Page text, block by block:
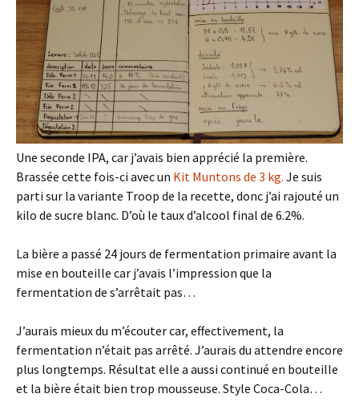
Une seconde IPA, car j’avais bien apprécié la première.
Brassée cette fois-ci avec un Kit Muntons de 3 kg. Je suis
parti sur la variante Troop de la recette, donc j’ai rajouté un
kilo de sucre blanc. D’où le taux d’alcool final de 6.2%.
La bière a passé 24 jours de fermentation primaire avant la
mise en bouteille car j’avais l’impression que la
fermentation de s’arrêtait pas…
J’aurais mieux du m’écouter car, effectivement, la
fermentation n’était pas arrêté. J’aurais du attendre encore
plus longtemps. Résultat elle a aussi continué en bouteille
et la bière était bien trop mousseuse. Style Coca-Cola…